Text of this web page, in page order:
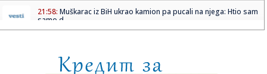
21:58: Muškarac iz BiH ukrao kamion pa pucali na njega: Htio sam
samo d...